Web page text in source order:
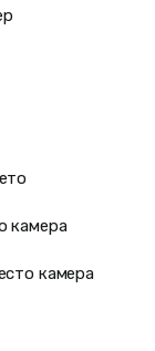
камера
камера